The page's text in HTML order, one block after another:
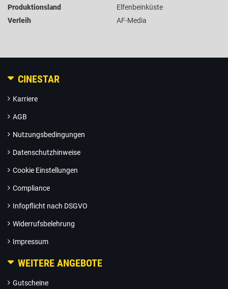
Produktionsland
Elfenbeinküste
Verleih
AF-Media
CINESTAR
Karriere
AGB
Nutzungsbedingungen
Datenschutzhinweise
Cookie Einstellungen
Compliance
Infopflicht nach DSGVO
Widerrufsbelehrung
Impressum
WEITERE ANGEBOTE
Gutscheine